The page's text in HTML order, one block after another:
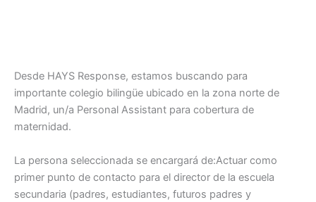
Desde HAYS Response, estamos buscando para
importante colegio bilingüe ubicado en la zona norte de
Madrid, un/a Personal Assistant para cobertura de
maternidad.
La persona seleccionada se encargará de:Actuar como
primer punto de contacto para el director de la escuela
secundaria (padres, estudiantes, futuros padres y